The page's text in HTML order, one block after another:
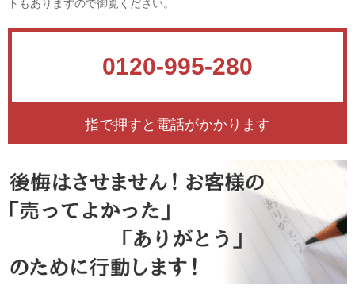
トもありますので御覧ください。
0120-995-280
指で押すと電話がかかります